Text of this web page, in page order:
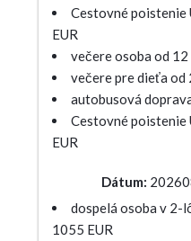
Cestovné poistenie
EUR
večere osoba od 12
večere pre dieťa od
autobusová
Cestovné poistenie
EUR
Dátum:
dospelá osoba v 2-
1055 EUR